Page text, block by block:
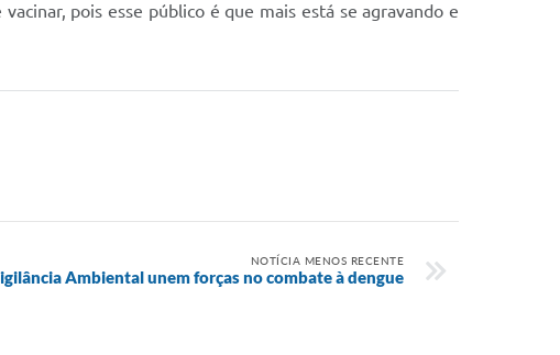
pois esse público é que mais está se agravando e
NOTÍCIA MENOS RECENTE
Ambiental unem forças no combate à dengue